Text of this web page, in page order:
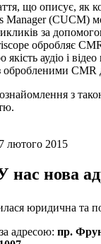
що описує, як
Manager (CUCM)
за
обробляє
аудіо і
з обробленими
з
лютого 2015
нас нова
юридична та
адресою: пр.